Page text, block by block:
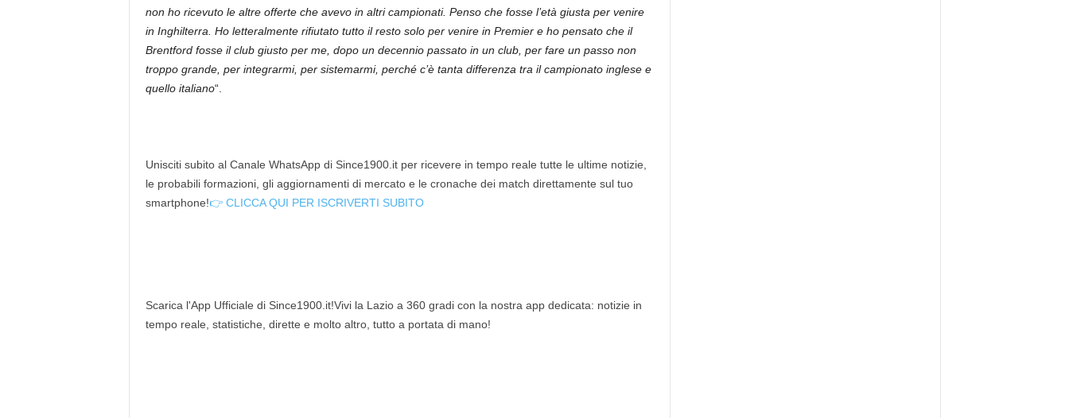
non ho ricevuto le altre offerte che avevo in altri campionati. Penso che fosse l’età giusta per venire
in Inghilterra. Ho letteralmente rifiutato tutto il resto solo per venire in Premier e ho pensato che il
Brentford fosse il club giusto per me, dopo un decennio passato in un club, per fare un passo non
troppo grande, per integrarmi, per sistemarmi, perché c’è tanta differenza tra il campionato inglese e
quello italiano“.
Unisciti subito al Canale WhatsApp di Since1900.it per ricevere in tempo reale tutte le ultime notizie,
le probabili formazioni, gli aggiornamenti di mercato e le cronache dei match direttamente sul tuo
smartphone!👉 CLICCA QUI PER ISCRIVERTI SUBITO
Scarica l'App Ufficiale di Since1900.it!Vivi la Lazio a 360 gradi con la nostra app dedicata: notizie in
tempo reale, statistiche, dirette e molto altro, tutto a portata di mano!